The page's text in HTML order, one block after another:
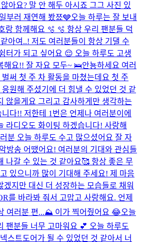
아요? 말 안 해두 아시죠 그그 사진 있
부러 재연해 봤쬬🩶오늘 하루는 잘 보내
랑 함께해요 🫧 🫧 항상 우리 팬분들 덕
아여..! 저도 여러분들이 항상 기댈 수
터가 되고 싶어요 😌 오늘 하루도 고생
해요!! 잘 자요 모두~ 🛌안뇽하세요 여러
써 첫 주 차 활동을 마쳤는데요 첫 주
원해 주셨기에 더 힘낼 수 있었던 것 같
않을게요 그리고 감사하게만 생각하는
다!! 저한테 1번은 언제나 여러분이에
라디오도 화이팅 하겠습니다! 사랑해
분 오늘 하루도 수고 많으셨어요 잘 자
방송 어땠어요! 여러분의 기대와 관심들
나갈 수 있는 것 같아요🥰 항상 좋은 무
있으니까 많이 기대해 주세요! 제 마음
겠지만 대신 더 성장하는 모습들로 채워
를 바라봐 줘서 고맙고 사랑해요. 언제
여러분 편...⛰️ 이가 찍어줬어요 😂오늘
팬분들 너무 고마워요 💕 오늘 하루도
스트도어가 될 수 있었던 것 같아서 너